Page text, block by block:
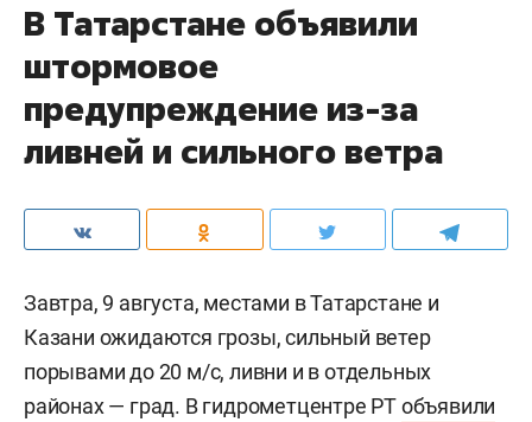
В Татарстане объявили
штормовое
предупреждение из-за
ливней и сильного ветра
Завтра, 9 августа, местами в Татарстане и
Казани ожидаются грозы, сильный ветер
порывами до 20 м/c, ливни и в отдельных
районах — град. В гидрометцентре РТобъявили